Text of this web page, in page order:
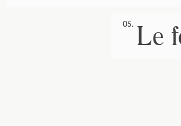
05. Le